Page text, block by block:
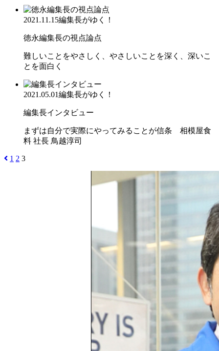
2021.11.15編集長がゆく！
徳永編集長の視点論点
難しいことをやさしく、やさしいことを深く、深いこ
とを面白く
2021.05.01編集長がゆく！
編集長インタビュー
まずは自分で実際にやってみることが信条 相模屋食
料 社長 鳥越淳司
1 2 3